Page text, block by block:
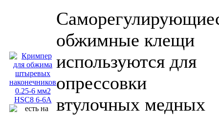
обжимные клещи
используются для
опрессовки
втулочных медных